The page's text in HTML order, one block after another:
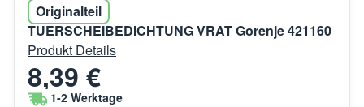
Originalteil
TUERSCHEIBEDICHTUNG VRAT Gorenje 421160
Produkt Details
8,39 €
1-2 Werktage